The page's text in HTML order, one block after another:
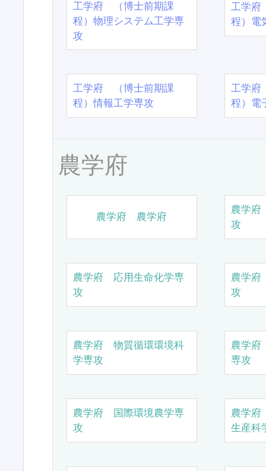
工学府 （博士前期課
程）物理システム工学専
攻
工学
程）電
工学府 （博士前期課
程）情報工学専攻
工学
程）電
農学府
農学府 農学府
農学
攻
農学府 応用生命化学専
攻
農学
攻
農学府 物質循環環境科
学専攻
農学
専攻
農学府 国際環境農学専
攻
農学
生産科